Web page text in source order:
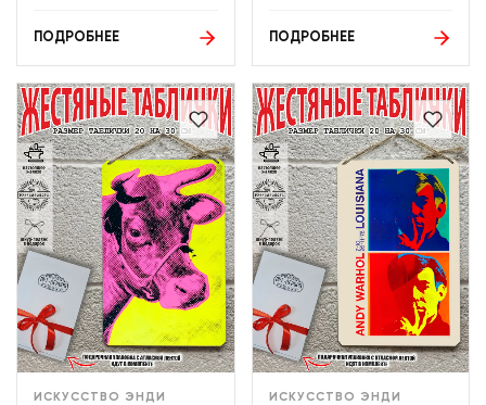
ПОДРОБНЕЕ ПОДРОБНЕЕ
ИСКУССТВО ЭНДИ
ИСКУССТВО ЭНДИ